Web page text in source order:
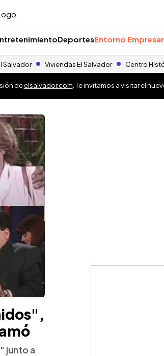
DeportesEntorno
Salvador Viviendas El Salvador Centro
deelsalvador.com . Te invitamos a visitar el
junto a